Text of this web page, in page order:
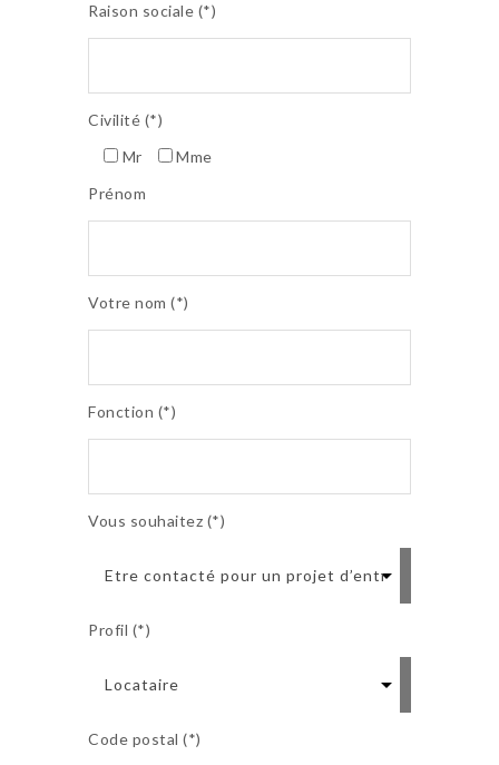
Raison sociale (*)
Civilité (*)
Mr
Mme
Prénom
Votre nom (*)
Fonction (*)
Vous souhaitez (*)
Profil (*)
Code postal (*)